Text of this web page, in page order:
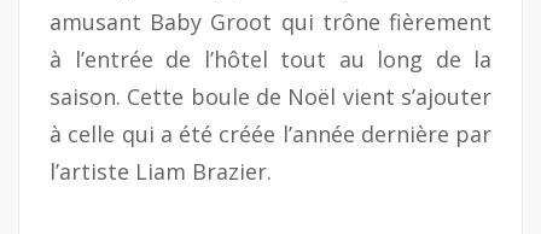
amusant Baby Groot qui trône fièrement
à l’entrée de l’hôtel tout au long de la
saison. Cette boule de Noël vient s’ajouter
à celle qui a été créée l’année dernière par
l’artiste Liam Brazier.